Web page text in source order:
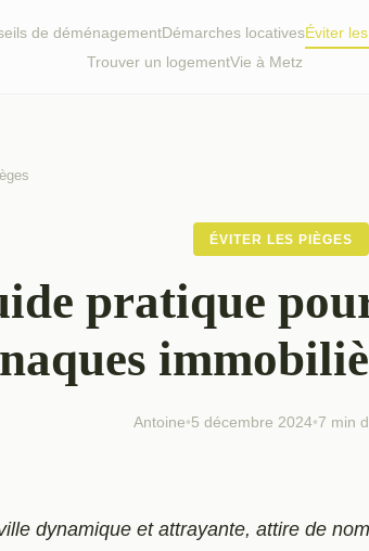
de déménagementDémarches locativesÉviter
Trouver un logementVie à Metz
ÉVITER LES PIÈGES
pratique
Antoine•5 décembre 2024•7 min
dynamique et attrayante, attire de